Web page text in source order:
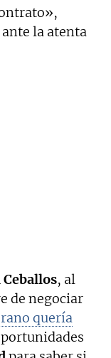
ante la atenta
, al
de negociar
quería